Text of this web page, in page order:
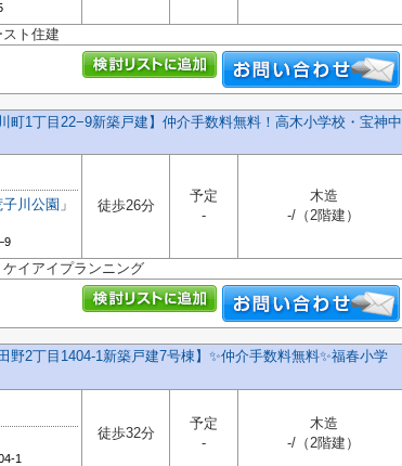
ト住建
町1丁目22−9新築戸建】仲介手数料無料！高木小学校・宝神中
子川公園 」
徒歩26分
予定
-
木造
-/（2階建）
イアイプランニング
野2丁目1404-1新築戸建7号棟】✨️仲介手数料無料✨️福春小学
1
徒歩32分
予定
-
木造
-/（2階建）